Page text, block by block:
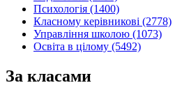
Психологія (1400)
Класному керівникові (2778)
Управління школою (1073)
Освіта в цілому (5492)
За класами